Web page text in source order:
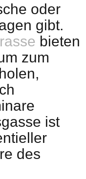
oder
gibt.
bieten
zum
ist
des